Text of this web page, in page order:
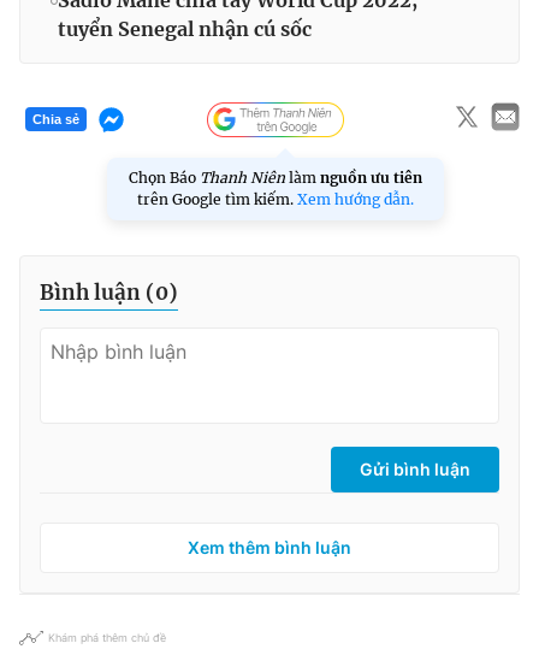
tuyển Senegal nhận cú sốc
Chia sẻ
Chọn Báo Thanh Niên làm nguồn ưu tiên
trên Google tìm kiếm. Xem hướng dẫn.
Bình luận (0)
Gửi bình luận
Xem thêm bình luận
Khám phá thêm chủ đề